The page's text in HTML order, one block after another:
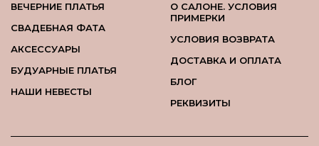
ВЕЧЕРНИЕ ПЛАТЬЯ
СВАДЕБНАЯ ФАТА
АКСЕССУАРЫ
БУДУАРНЫЕ ПЛАТЬЯ
НАШИ НЕВЕСТЫ
О САЛОНЕ. УСЛОВИЯ
ПРИМЕРКИ
УСЛОВИЯ ВОЗВРАТА
ДОСТАВКА И ОПЛАТА
БЛОГ
РЕКВИЗИТЫ